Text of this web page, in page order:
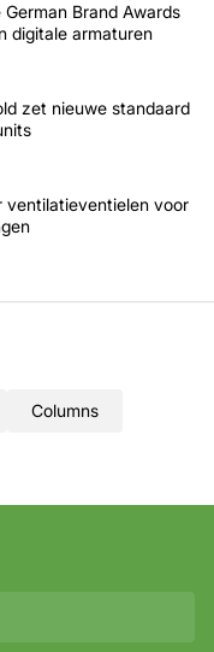
Brand Awards
digitale armaturen
zet nieuwe standaard
ventilatieventielen voor
Columns